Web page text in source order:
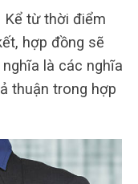
Kể từ thời điểm
hợp đồng sẽ
là các nghĩa
thuận trong hợp